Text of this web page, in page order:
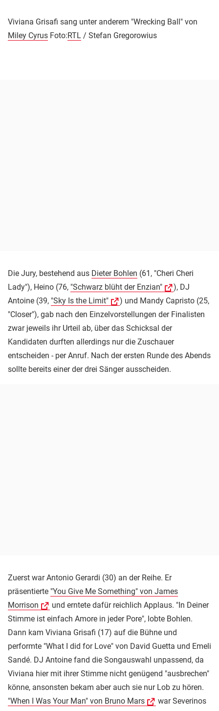
Viviana Grisafi sang unter anderem "Wrecking Ball" von
Miley Cyrus Foto:RTL / Stefan Gregorowius
Die Jury, bestehend aus Dieter Bohlen (61, "Cheri Cheri
Lady"), Heino (76, "Schwarz blüht der Enzian"
), DJ
Antoine (39, "Sky Is the Limit"
) und Mandy Capristo (25,
"Closer"), gab nach den Einzelvorstellungen der Finalisten
zwar jeweils ihr Urteil ab, über das Schicksal der
Kandidaten durften allerdings nur die Zuschauer
entscheiden - per Anruf. Nach der ersten Runde des Abends
sollte bereits einer der drei Sänger ausscheiden.
Zuerst war Antonio Gerardi (30) an der Reihe. Er
präsentierte "You Give Me Something" von James
Morrison
und erntete dafür reichlich Applaus. "In Deiner
Stimme ist einfach Amore in jeder Pore", lobte Bohlen.
Dann kam Viviana Grisafi (17) auf die Bühne und
performte "What I did for Love" von David Guetta und Emeli
Sandé. DJ Antoine fand die Songauswahl unpassend, da
Viviana hier mit ihrer Stimme nicht genügend "ausbrechen"
könne, ansonsten bekam aber auch sie nur Lob zu hören.
"When I Was Your Man" von Bruno Mars
war Severinos